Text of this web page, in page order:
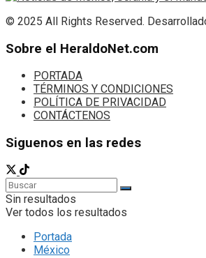
© 2025 All Rights Reserved.
Sobre el HeraldoNet.com
PORTADA
TÉRMINOS Y CONDICIONES
POLÍTICA DE PRIVACIDAD
CONTÁCTENOS
Siguenos en las redes
Sin resultados
Ver todos los resultados
Portada
México